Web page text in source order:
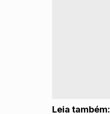
Leia também: